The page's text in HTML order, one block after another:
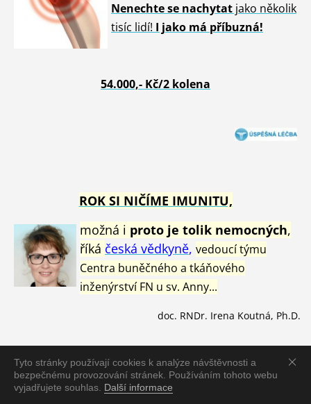
Tyto stránky používají cookies k analýze návštěvnosti a
bezpečnému provozování stránek. Používáním tohoto webu
vyjadřujete souhlas. Další informace
Nenechte se nachytatjako několik
tisíc lidí! I jako má příbuzná!
54.000,- Kč/2 kolena
ROK SI NIČÍME IMUNITU,
možná i proto je tolik nemocných,
říká česká vědkyně, vedoucí týmu
Centra buněčného a tkáňového
inženýrství FN u sv. Anny...
doc. RNDr. Irena Koutná, Ph.D.
Aktualizovaný jmenný seznam